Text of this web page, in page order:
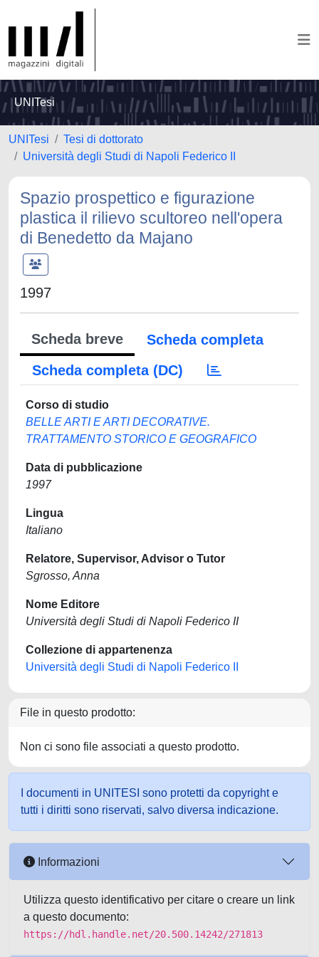
UNITesi
UNITesi
Tesi di dottorato
Università degli Studi di Napoli Federico II
Spazio prospettico e figurazione
plastica il rilievo scultoreo nell'opera
di Benedetto da Majano
1997
Scheda breve
Scheda completa
Scheda completa (DC)
Corso di studio
BELLE ARTI E ARTI DECORATIVE.
TRATTAMENTO STORICO E GEOGRAFICO
Data di pubblicazione
1997
Lingua
Italiano
Relatore, Supervisor, Advisor o Tutor
Sgrosso, Anna
Nome Editore
Università degli Studi di Napoli Federico II
Collezione di appartenenza
Università degli Studi di Napoli Federico II
File in questo prodotto:
Non ci sono file associati a questo prodotto.
I documenti in UNITESI sono protetti da copyright e
tutti i diritti sono riservati, salvo diversa indicazione.
Informazioni
Utilizza questo identificativo per citare o creare un link
a questo documento:
https://hdl.handle.net/20.500.14242/271813